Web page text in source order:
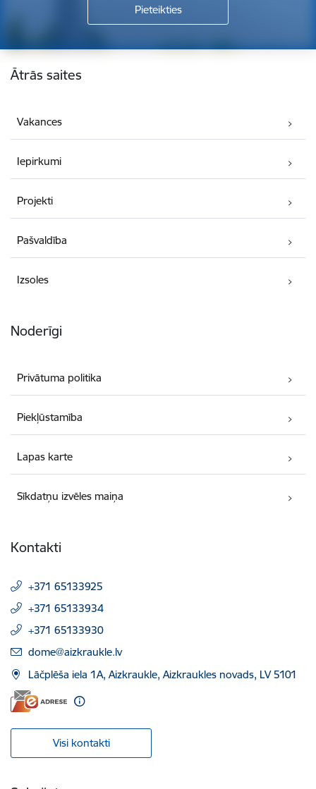
Kājene
Ātrās saites
Vakances
Iepirkumi
Projekti
Pašvaldība
Izsoles
Noderīgi
Privātuma politika
Piekļūstamība
Lapas karte
Sīkdatņu izvēles maiņa
Kontakti
+371 65133925
+371 65133934
+371 65133930
E-pasts:
dome@aizkraukle.lv
Lāčplēša iela 1A, Aizkraukle, Aizkraukles novads, LV 5101
Visi kontakti